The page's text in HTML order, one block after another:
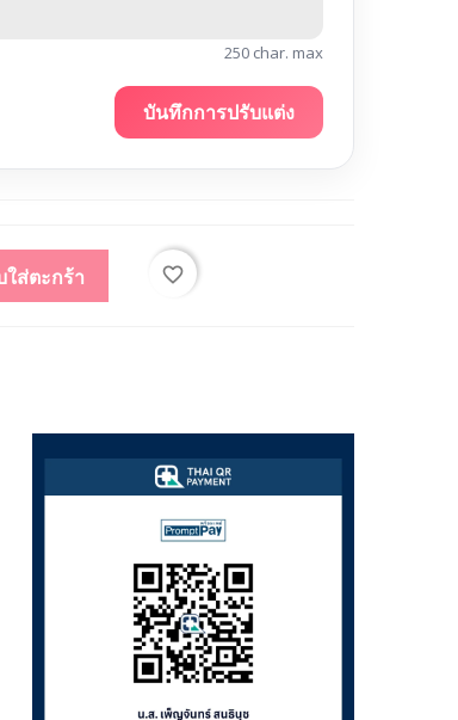
250 char. max
บันทึกการปรับแต่ง
ใส่ตะกร้า favorite_border